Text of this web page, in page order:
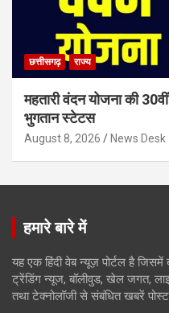
छत्तीसगढ़ राज्य
महतारी वंदन योजना की
भुगतान स्टेटस
August 8, 2026 News Desk
हमारे बारे में
यह एक हिंदी वेब न्यूज़ पोर्टल है
ट्रेंडिंग न्यूज, बॉलीवुड, खेल जगत,
तथा टेक्नोलॉजी से संबंधित खबरें